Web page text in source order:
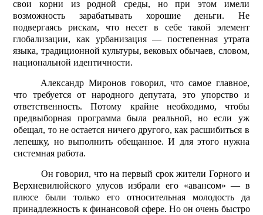
свои корни из родной среды, но при этом имели
возможность зарабатывать хорошие деньги. Не
подвергаясь рискам, что несет в себе такой элемент
глобализации, как урбанизация — постепенная утрата
языка, традиционной культуры, вековых обычаев, словом,
национальной идентичности.
Александр Миронов говорил, что самое главное,
что требуется от народного депутата, это упорство и
ответственность. Потому крайне необходимо, чтобы
предвыборная программа была реальной, но если уж
обещал, то не остается ничего другого, как расшибиться в
лепешку, но выполнить обещанное. И для этого нужна
системная работа.
Он говорил, что на первый срок жители Горного и
Верхневилюйского улусов избрали его «авансом» — в
плюсе были только его относительная молодость да
принадлежность к финансовой сфере. Но он очень быстро